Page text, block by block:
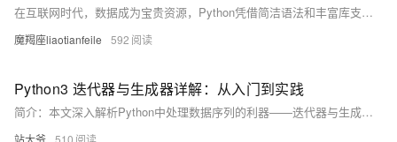
在互联网时代，数据成为宝贵资源，Python凭借简洁语法和丰富库支持，成为编写网络爬虫的首选。本文介绍Python爬虫基础，涵盖请求发送、内容解析、数据存储等核心环节，并提供环境配置及实战示例，助你快速入门并掌握数据抓取技巧。
魔羯座liaotianfeile 592
Python3 迭代器与生成器详解：从入门到实践
简介：本文深入解析Python中处理数据序列的利器——迭代器与生成器。通过通俗语言与实战案例，讲解其核心原理、自定义实现及大数据处理中的高效应用。
站大爷 510